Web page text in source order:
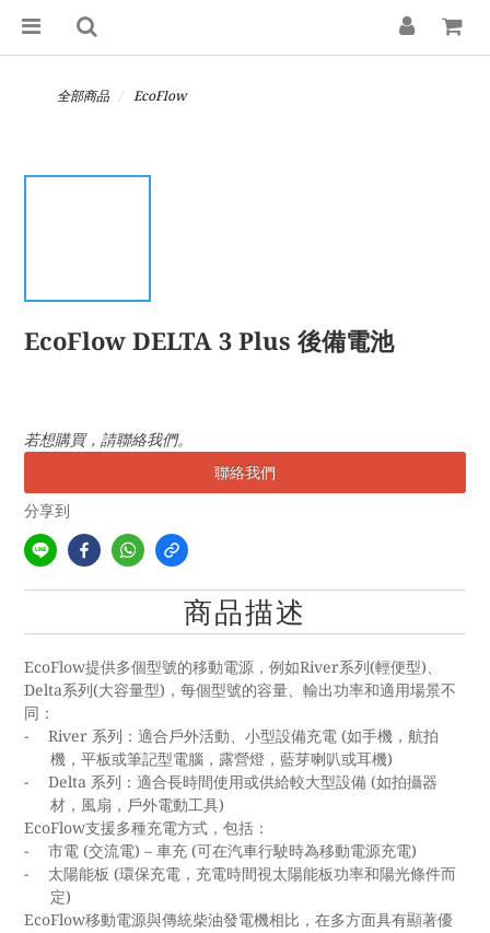
全部商品 EcoFlow
EcoFlow DELTA 3 Plus 後備電池
若想購買，請聯絡我們。
聯絡我們
分享到
商品描述
EcoFlow提供多個型號的移動電源，例如River系列 (輕便型)、
Delta系列 (大容量型) ，每個型號的容量、輸出功率和適用場景不
同：
- River 系列：適合戶外活動、小型設備充電 (如手機，航拍
機，平板或筆記型電腦，露營燈，藍芽喇叭或耳機)
-
Delta 系列：適合長時間使用或供給較大型設備 (如拍攝器
材，風扇，戶外電動工具)
EcoFlow支援多種充電方式，包括：
- 市電 (交流電) – 車充 (可在汽車行駛時為移動電源充電)
-
太陽能板 (環保充電，充電時間視太陽能板功率和陽光條件而
定)
EcoFlow移動電源與傳統柴油發電機相比，在多方面具有顯著優